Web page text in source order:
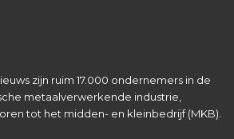
zijn ruim 17.000 ondernemers in de
metaalverwerkende industrie,
tot het midden- en kleinbedrijf (MKB).